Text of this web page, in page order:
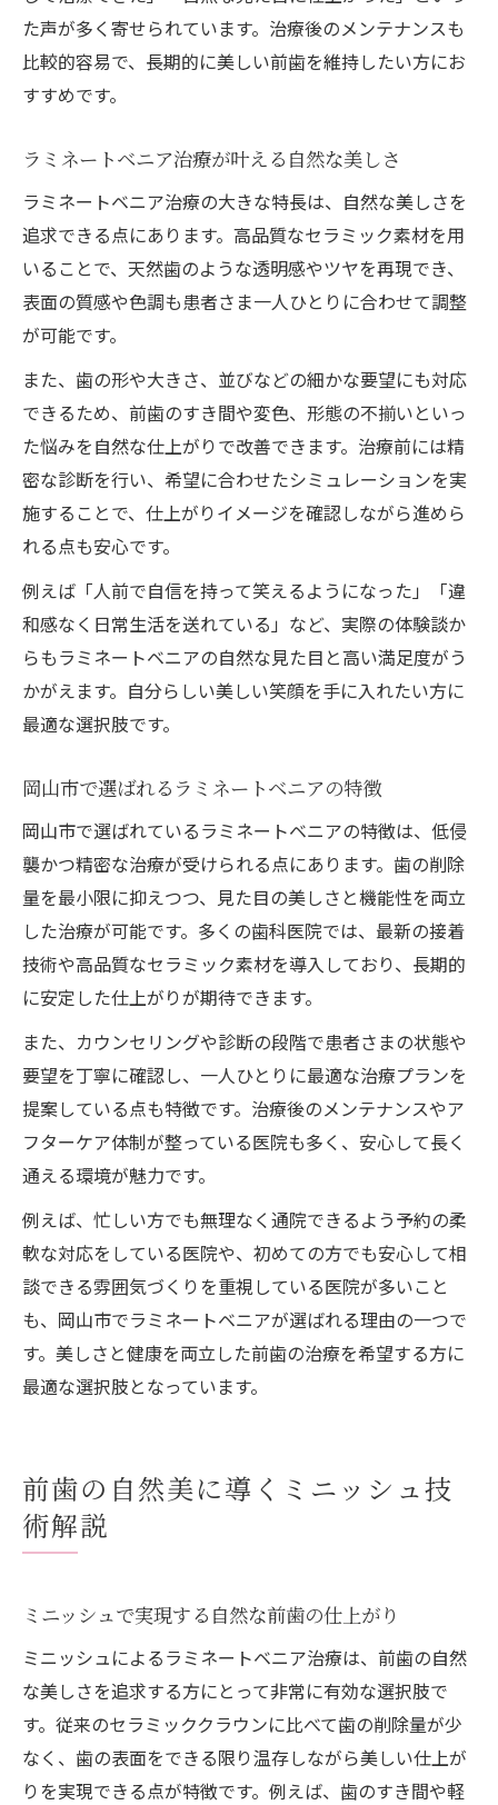
た声が多く寄せられています。治療後のメンテナンスも
比較的容易で、長期的に美しい前歯を維持したい方にお
すすめです。
ラミネートベニア治療が叶える自然な美しさ
ラミネートベニア治療の大きな特長は、自然な美しさを
追求できる点にあります。高品質なセラミック素材を用
いることで、天然歯のような透明感やツヤを再現でき、
表面の質感や色調も患者さま一人ひとりに合わせて調整
が可能です。
また、歯の形や大きさ、並びなどの細かな要望にも対応
できるため、前歯のすき間や変色、形態の不揃いといっ
た悩みを自然な仕上がりで改善できます。治療前には精
密な診断を行い、希望に合わせたシミュレーションを実
施することで、仕上がりイメージを確認しながら進めら
れる点も安心です。
例えば「人前で自信を持って笑えるようになった」「違
和感なく日常生活を送れている」など、実際の体験談か
らもラミネートベニアの自然な見た目と高い満足度がう
かがえます。自分らしい美しい笑顔を手に入れたい方に
最適な選択肢です。
岡山市で選ばれるラミネートベニアの特徴
岡山市で選ばれているラミネートベニアの特徴は、低侵
襲かつ精密な治療が受けられる点にあります。歯の削除
量を最小限に抑えつつ、見た目の美しさと機能性を両立
した治療が可能です。多くの歯科医院では、最新の接着
技術や高品質なセラミック素材を導入しており、長期的
に安定した仕上がりが期待できます。
また、カウンセリングや診断の段階で患者さまの状態や
要望を丁寧に確認し、一人ひとりに最適な治療プランを
提案している点も特徴です。治療後のメンテナンスやア
フターケア体制が整っている医院も多く、安心して長く
通える環境が魅力です。
例えば、忙しい方でも無理なく通院できるよう予約の柔
軟な対応をしている医院や、初めての方でも安心して相
談できる雰囲気づくりを重視している医院が多いこと
も、岡山市でラミネートベニアが選ばれる理由の一つで
す。美しさと健康を両立した前歯の治療を希望する方に
最適な選択肢となっています。
前歯の自然美に導くミニッシュ技
術解説
ミニッシュで実現する自然な前歯の仕上がり
ミニッシュによるラミネートベニア治療は、前歯の自然
な美しさを追求する方にとって非常に有効な選択肢で
す。従来のセラミッククラウンに比べて歯の削除量が少
なく、歯の表面をできる限り温存しながら美しい仕上が
りを実現できる点が特徴です。例えば、歯のすき間や軽